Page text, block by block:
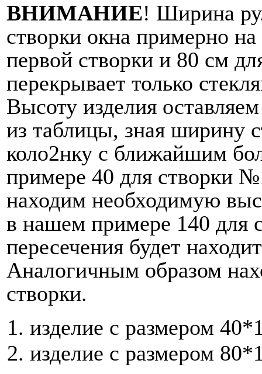
ВНИМАНИЕ! Ширина
створки окна примерно
первой створки и 80 см
перекрывает только
Высоту изделия
из таблицы, зная ширину
коло2нку с ближайшим
примере 40 для створки
находим необходимую
в нашем примере 140 для
пересечения будет
Аналогичным образом
створки.
изделие с размером
изделие с размером